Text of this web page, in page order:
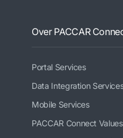
Over PACCAR
Portal Services
Data Integration
Mobile Services
PACCAR Connect Values